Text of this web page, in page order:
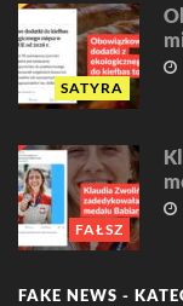
SATYRA
FAŁSZ
FAKE NEWS -